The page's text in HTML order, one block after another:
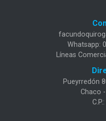
Whatsapp:
Líneas
Pueyrredón
Chaco